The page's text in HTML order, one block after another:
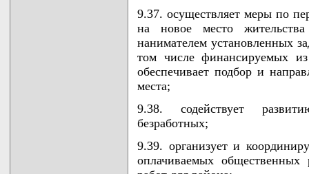
9.37. осуществляет меры по
на новое место
нанимателем установленных
том числе финансируемых
обеспечивает подбор и
места;
9.38. содействует
безработных;
9.39. организует и
оплачиваемых